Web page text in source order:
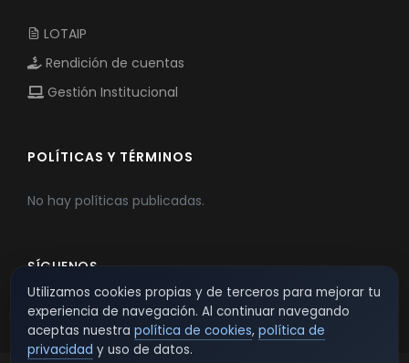
LOTAIP
Rendición de cuentas
Gestión Institucional
POLÍTICAS Y TÉRMINOS
No hay políticas publicadas.
SÍGUENOS
Utilizamos cookies propias y de terceros para mejorar tu
experiencia de navegación. Al continuar navegando
aceptas nuestra política de cookies, política de
privacidad y uso de datos.